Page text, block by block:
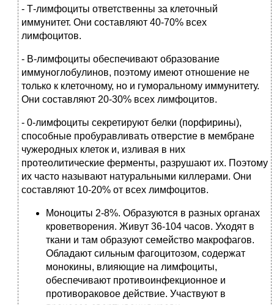
- Т-лимфоциты ответственны за клеточный
иммунитет. Они составляют 40-70% всех
лимфоцитов.
- В-лимфоциты обеспечивают образование
иммуноглобулинов, поэтому имеют отношение не
только к клеточному, но и гуморальному иммунитету.
Они составляют 20-30% всех лимфоцитов.
- 0-лимфоциты секретируют белки (порфирины),
способные пробуравливать отверстие в мембране
чужеродных клеток и, изливая в них
протеолитические ферменты, разрушают их. Поэтому
их часто называют натуральными киллерами. Они
составляют 10-20% от всех лимфоцитов.
Моноциты 2-8%. Образуются в разных органах
кроветворения. Живут 36-104 часов. Уходят в
ткани и там образуют семейство макрофагов.
Обладают сильным фагоцитозом, содержат
монокины, влияющие на лимфоциты,
обеспечивают противоинфекционное и
противораковое действие. Участвуют в